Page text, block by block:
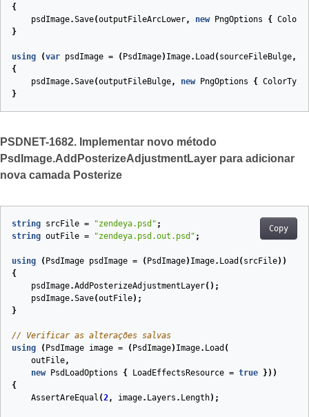
{
psdImage.Save(outputFileArcLower, new PngOptions {
}
using (var psdImage = ( PsdImage) Image. Load ( sourceFileBulge,
{
psdImage.Save(outputFileBulge, new PngOptions {
ColorType
}
PSDNET-1682. Implementar novo método
PsdImage.AddPosterizeAdjustmentLayer para adicionar
nova camada Posterize
Copy
string srcFile = "zendeya.psd" ;
string outFile = "zendeya.psd.out.psd" ;
using ( PsdImage psdImage = ( PsdImage) Image. Load ( srcFile))
{
psdImage.AddPosterizeAdjustmentLayer();
psdImage.Save(outFile);
}
// Verificar as alterações salvas
using
( PsdImage image = ( PsdImage) Image. Load (
outFile,
new
PsdLoadOptions { LoadEffectsResource = true
}))
{
AssertAreEqual (2, image. Layers . Length);